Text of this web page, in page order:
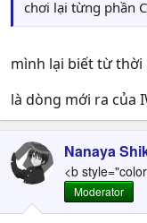
chơi lại từng phần
mình lại biết từ thời
là dòng mới ra của
Nanaya
<b
Moderator